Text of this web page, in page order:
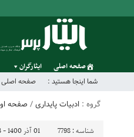
صفحه اصلی ایثارگران
شما اینجا هستید : صفحه اصلی
گروه : ادبیات پایداری/ صفحه
شناسه : 7798 01 آذر 1400 - 14:33